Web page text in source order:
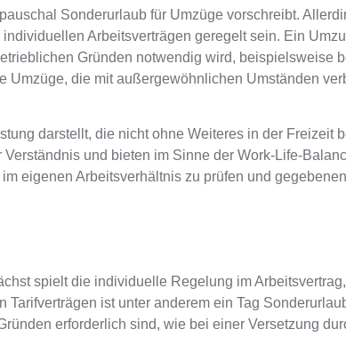
Sonderurlaub für Umzüge vorschreibt.
Arbeitsverträgen geregeltsein. Ein
Gründen notwendig wird, beispielsweise
Umzüge, die mit außergewöhnlichen Umständen
darstellt, die nicht ohne Weiteres in der Freizeit
und bieten im Sinne der Work-Life-
eigenen Arbeitsverhältnis zu prüfen und
spielt die individuelle Regelung im
Tarifverträgen ist unter anderem ein Tag
erforderlich sind, wie bei einer Versetzung